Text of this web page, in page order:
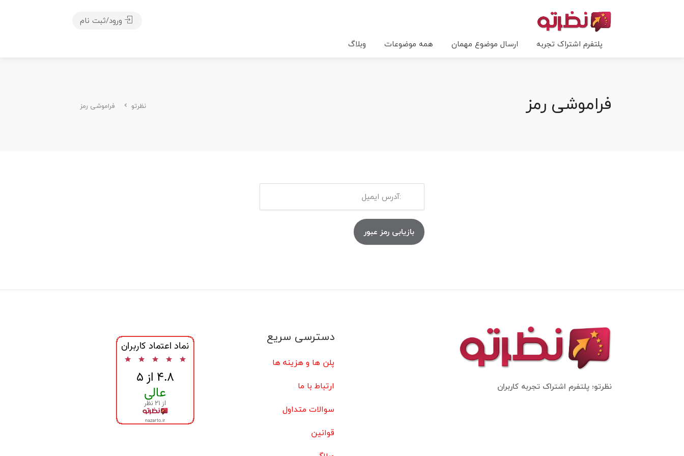
پلتفرم اشتراک تجربه ارسال موضوع مهمان همه موضوعات وبلاگ
ورود/ثبت نام
فراموشی رمز نظرتو فراموشی رمز
نظرتو؛ پلتفرم اشتراک تجربه کاربران
دسترسی سریع
پلن ها و هزینه ها
ارتباط با ما
سوالات متداول
قوانین